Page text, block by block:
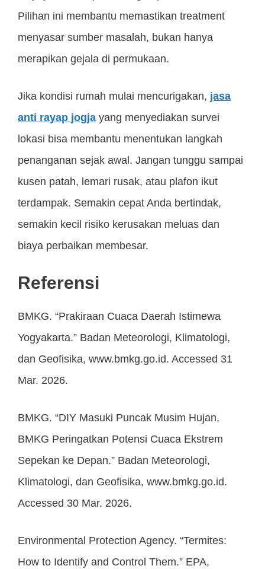
Pilihan ini membantu memastikan treatment
menyasar sumber masalah, bukan hanya
merapikan gejala di permukaan.
Jika kondisi rumah mulai mencurigakan, jasa
anti rayap jogja yang menyediakan survei
lokasi bisa membantu menentukan langkah
penanganan sejak awal. Jangan tunggu sampai
kusen patah, lemari rusak, atau plafon ikut
terdampak. Semakin cepat Anda bertindak,
semakin kecil risiko kerusakan meluas dan
biaya perbaikan membesar.
Referensi
BMKG. “Prakiraan Cuaca Daerah Istimewa
Yogyakarta.” Badan Meteorologi, Klimatologi,
dan Geofisika, www.bmkg.go.id. Accessed 31
Mar. 2026.
BMKG. “DIY Masuki Puncak Musim Hujan,
BMKG Peringatkan Potensi Cuaca Ekstrem
Sepekan ke Depan.” Badan Meteorologi,
Klimatologi, dan Geofisika, www.bmkg.go.id.
Accessed 30 Mar. 2026.
Environmental Protection Agency. “Termites:
How to Identify and Control Them.” EPA,